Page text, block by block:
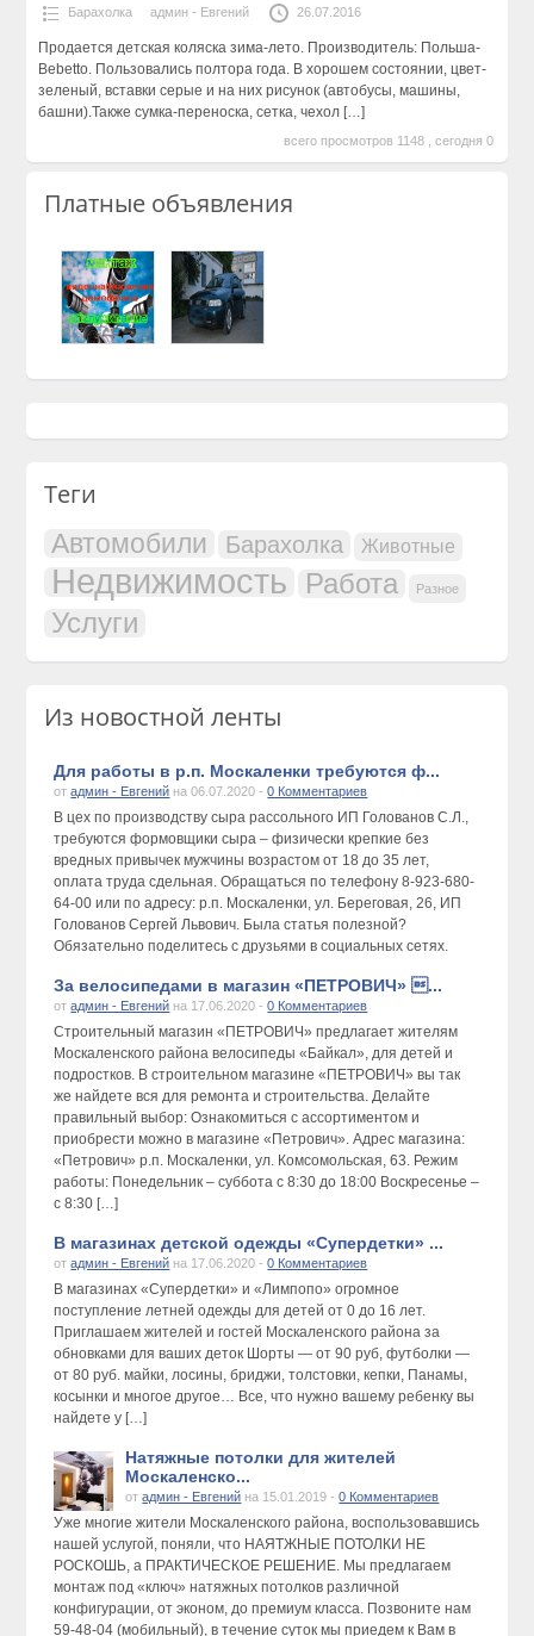
Барахолка админ - Евгений 26.07.2016
Продается детская коляска зима-лето. Производитель: Польша-
Bebetto. Пользовались полтора года. В хорошем состоянии, цвет-
зеленый, вставки серые и на них рисунок (автобусы, машины,
башни).Также сумка-переноска, сетка, чехол […]
всего просмотров 1148 , сегодня 0
Платные объявления
Теги
Автомобили Барахолка Животные
Недвижимость Работа Разное
Услуги
Из новостной ленты
Для работы в р.п. Москаленки требуются ф...
отадмин - Евгений на 06.07.2020 -0 Комментариев
В цех по производству сыра рассольного ИП Голованов С.Л.,
требуются формовщики сыра – физически крепкие без
вредных привычек мужчины возрастом от 18 до 35 лет,
оплата труда сдельная. Обращаться по телефону 8-923-680-
64-00 или по адресу: р.п. Москаленки, ул. Береговая, 26, ИП
Голованов Сергей Львович. Была статья полезной?
Обязательно поделитесь с друзьями в социальных сетях.
За велосипедами в магазин «ПЕТРОВИЧ» ...
отадмин - Евгений на 17.06.2020 -0 Комментариев
Строительный магазин «ПЕТРОВИЧ» предлагает жителям
Москаленского района велосипеды «Байкал», для детей и
подростков. В строительном магазине «ПЕТРОВИЧ» вы так
же найдете вся для ремонта и строительства. Делайте
правильный выбор: Ознакомиться с ассортиментом и
приобрести можно в магазине «Петрович». Адрес магазина:
«Петрович» р.п. Москаленки, ул. Комсомольская, 63. Режим
работы: Понедельник – суббота с 8:30 до 18:00 Воскресенье –
с 8:30 […]
В магазинах детской одежды «Супердетки» ...
отадмин - Евгений на 17.06.2020 -0 Комментариев
В магазинах «Супердетки» и «Лимпопо» огромное
поступление летней одежды для детей от 0 до 16 лет.
Приглашаем жителей и гостей Москаленского района за
обновками для ваших деток Шорты — от 90 руб, футболки —
от 80 руб. майки, лосины, бриджи, толстовки, кепки, Панамы,
косынки и многое другое… Все, что нужно вашему ребенку вы
найдете у […]
Натяжные потолки для жителей
Москаленско...
отадмин - Евгений на 15.01.2019 -0 Комментариев
Уже многие жители Москаленского района, воспользовавшись
нашей услугой, поняли, что НАЯТЖНЫЕ ПОТОЛКИ НЕ
РОСКОШЬ, а ПРАКТИЧЕСКОЕ РЕШЕНИЕ. Мы предлагаем
монтаж под «ключ» натяжных потолков различной
конфигурации, от эконом, до премиум класса. Позвоните нам
59-48-04 (мобильный), в течение суток мы приедем к Вам в